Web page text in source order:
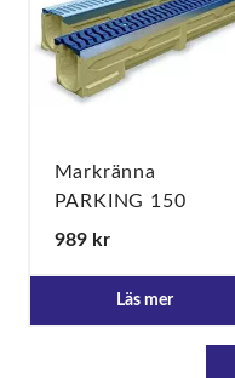
Markränna
PARKING 150
Spaltgaller segjärn
989 kr
Läs mer